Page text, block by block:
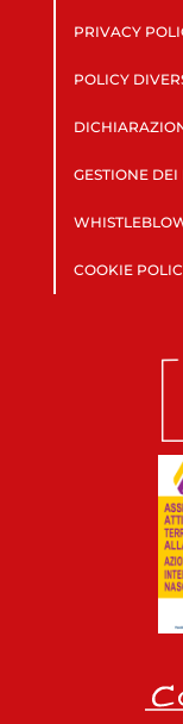
PRIVACY
POLICY
GESTIONE DEI
COOKIE